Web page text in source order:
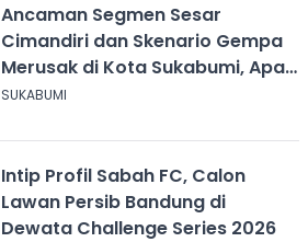
Ancaman Segmen Sesar
Cimandiri dan Skenario Gempa
Merusak di Kota Sukabumi, Apa
yang Harus Dilakukan?
SUKABUMI
Intip Profil Sabah FC, Calon
Lawan Persib Bandung di
Dewata Challenge Series 2026